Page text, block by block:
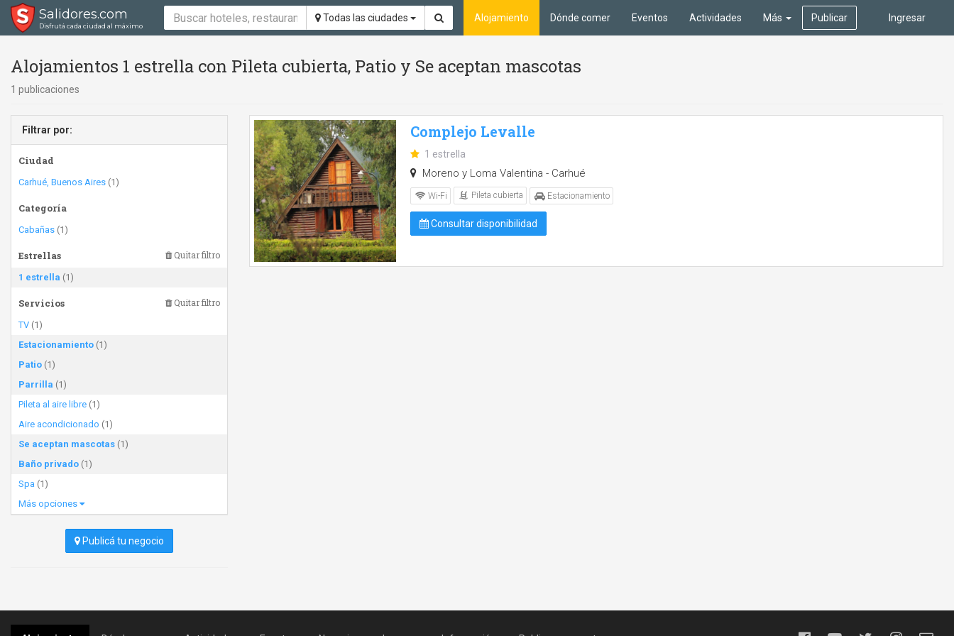
Salidores.com
Disfrutá cada ciudad al máximo
Todas las ciudades Ingresar
Alojamiento Dónde comer Eventos Actividades Más Publicar
Alojamientos 1 estrella con Pileta cubierta, Patio y Se aceptan mascotas
1 publicaciones
Filtrar por:
Ciudad
Carhué, Buenos Aires (1)
Categoría
Cabañas (1)
Estrellas Quitar filtro
1 estrella (1)
Servicios Quitar filtro
TV (1)
Estacionamiento (1)
Patio (1)
Parrilla (1)
Pileta al aire libre (1)
Aire acondicionado (1)
Se aceptan mascotas (1)
Baño privado (1)
Spa (1)
Más opciones
Publicá tu negocio
Complejo Levalle
1 estrella
Moreno y Loma Valentina - Carhué
Wi-Fi Pileta cubierta Estacionamiento
Consultar disponibilidad